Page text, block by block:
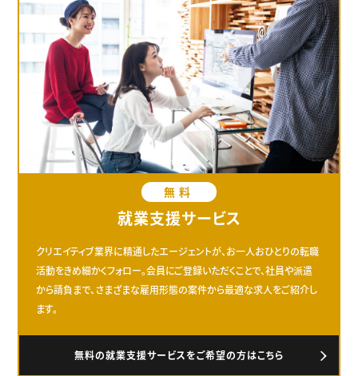
無料
就業支援サービス
クリエイティブ業界に精通したエージェントが、お一人おひとりの転職
活動をきめ細かくフォロー。会員にご登録いただくことで、社員や派遣
から請負まで、さまざまな雇用形態の案件から最適な求人をご紹介し
ます。
無料の就業支援サービスをご希望の方はこちら